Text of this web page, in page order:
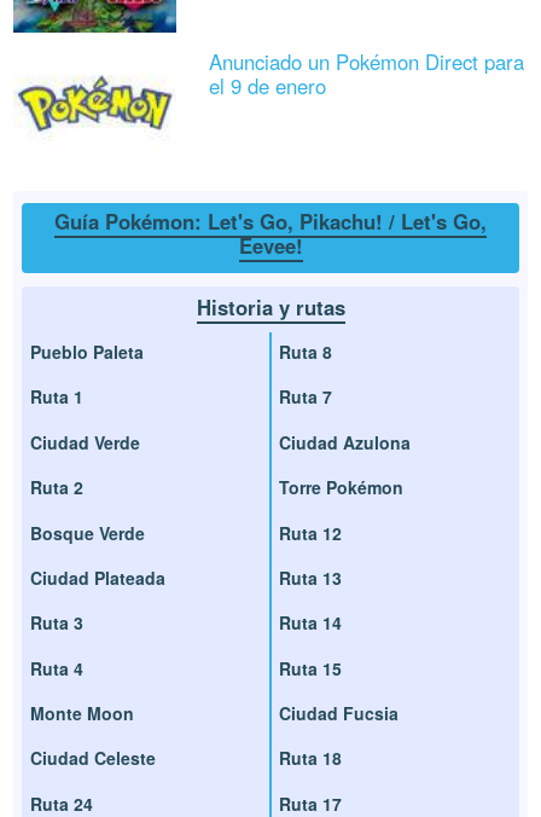
Anunciado un Pokémon Direct para
el 9 de enero
Guía Pokémon: Let's Go, Pikachu! / Let's Go,
Eevee!
Historia y rutas
Pueblo Paleta
Ruta 1
Ciudad Verde
Ruta 2
Bosque Verde
Ciudad Plateada
Ruta 3
Ruta 4
Monte Moon
Ciudad Celeste
Ruta 24
Ruta 8
Ruta 7
Ciudad Azulona
Torre Pokémon
Ruta 12
Ruta 13
Ruta 14
Ruta 15
Ciudad Fucsia
Ruta 18
Ruta 17